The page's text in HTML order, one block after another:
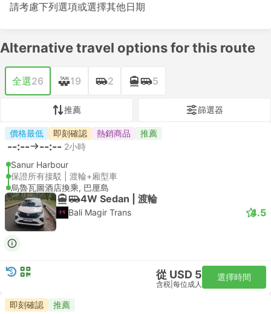
請考慮下列選項或選擇其他日期
Alternative travel options for this route
全選26 19 2 5
推薦 篩選器
價格最低 即刻確認 熱銷商品 推薦
--:-- --:-- 2小時
Sanur Harbour
保證所有接駁 | 渡輪+廂型車
烏魯瓦圖酒店換乘, 巴厘島
4W Sedan | 渡輪
Bali Magir Trans 4.5
從 USD 5
含税 每位成人
選擇時間
即刻確認 推薦